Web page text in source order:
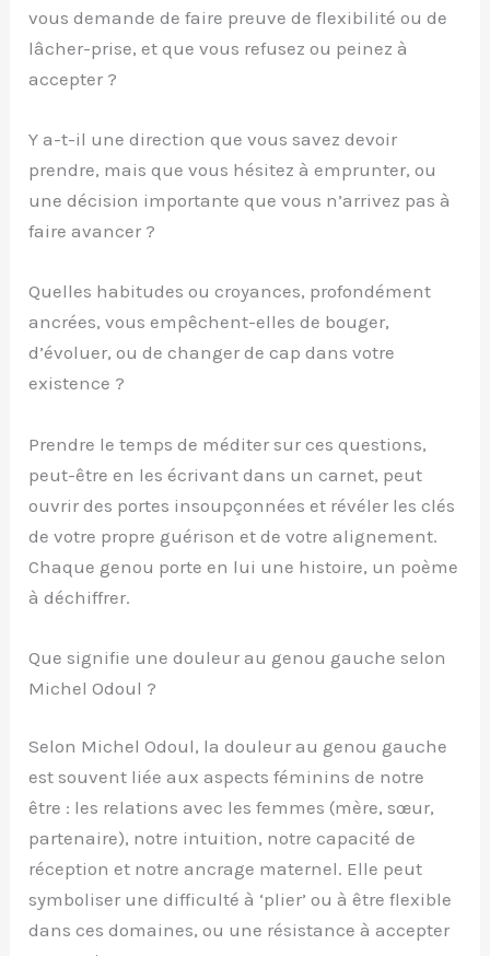
vous demande de faire preuve de flexibilité ou de
lâcher-prise, et que vous refusez ou peinez à
accepter ?
Y a-t-il une direction que vous savez devoir
prendre, mais que vous hésitez à emprunter, ou
une décision importante que vous n’arrivez pas à
faire avancer ?
Quelles habitudes ou croyances, profondément
ancrées, vous empêchent-elles de bouger,
d’évoluer, ou de changer de cap dans votre
existence ?
Prendre le temps de méditer sur ces questions,
peut-être en les écrivant dans un carnet, peut
ouvrir des portes insoupçonnées et révéler les clés
de votre propre guérison et de votre alignement.
Chaque genou porte en lui une histoire, un poème
à déchiffrer.
Que signifie une douleur au genou gauche selon
Michel Odoul ?
Selon Michel Odoul, la douleur au genou gauche
est souvent liée aux aspects féminins de notre
être : les relations avec les femmes (mère, sœur,
partenaire), notre intuition, notre capacité de
réception et notre ancrage maternel. Elle peut
symboliser une difficulté à ‘plier’ ou à être flexible
dans ces domaines, ou une résistance à accepter